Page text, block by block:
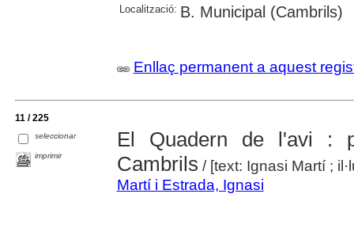
Localització: B. Municipal (Cambrils)
Enllaç permanent a aquest
11 / 225
seleccionar
imprimir
El Quadern de l'avi :
Cambrils / [text: Ignasi Martí ;
Martí i Estrada, Ignasi